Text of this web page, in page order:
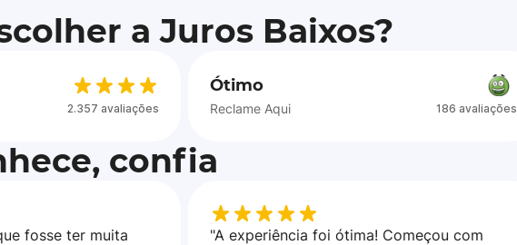
a Juros Baixos?
2.357 avaliações
Ótimo
Reclame Aqui 186 avaliações
confia
fosse ter muita
"A experiência foi ótima! Começou com